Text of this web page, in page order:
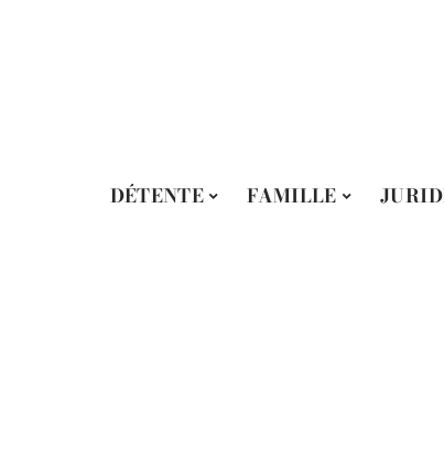
DÉTENTE FAMILLE